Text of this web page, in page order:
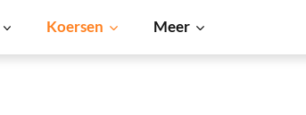
Koersen Meer